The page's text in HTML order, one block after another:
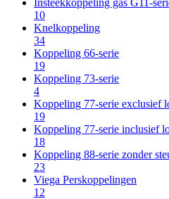
Insteekkoppeling gas G11-
10
Knelkoppeling
34
Koppeling 66-serie
19
Koppeling 73-serie
4
Koppeling 77-serie exclusief
19
Koppeling 77-serie inclusief
18
Koppeling 88-serie zonder
23
Viega Perskoppelingen
12